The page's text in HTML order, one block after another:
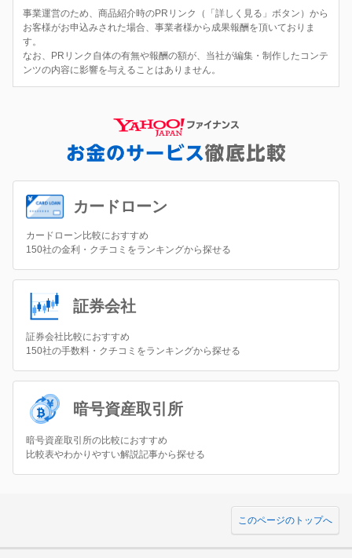
事業運営のため、商品紹介時のPRリンク（「詳しく見る」ボタン）から
お客様がお申込みされた場合、事業者様から成果報酬を頂いておりま
す。
なお、PRリンク自体の有無や報酬の額が、当社が編集・制作したコンテ
ンツの内容に影響を与えることはありません。
カードローン
カードローン比較におすすめ
150社の金利・クチコミをランキングから探せる
証券会社
証券会社比較におすすめ
150社の手数料・クチコミをランキングから探せる
暗号資産取引所
暗号資産取引所の比較におすすめ
比較表やわかりやすい解説記事から探せる
このページのトップへ